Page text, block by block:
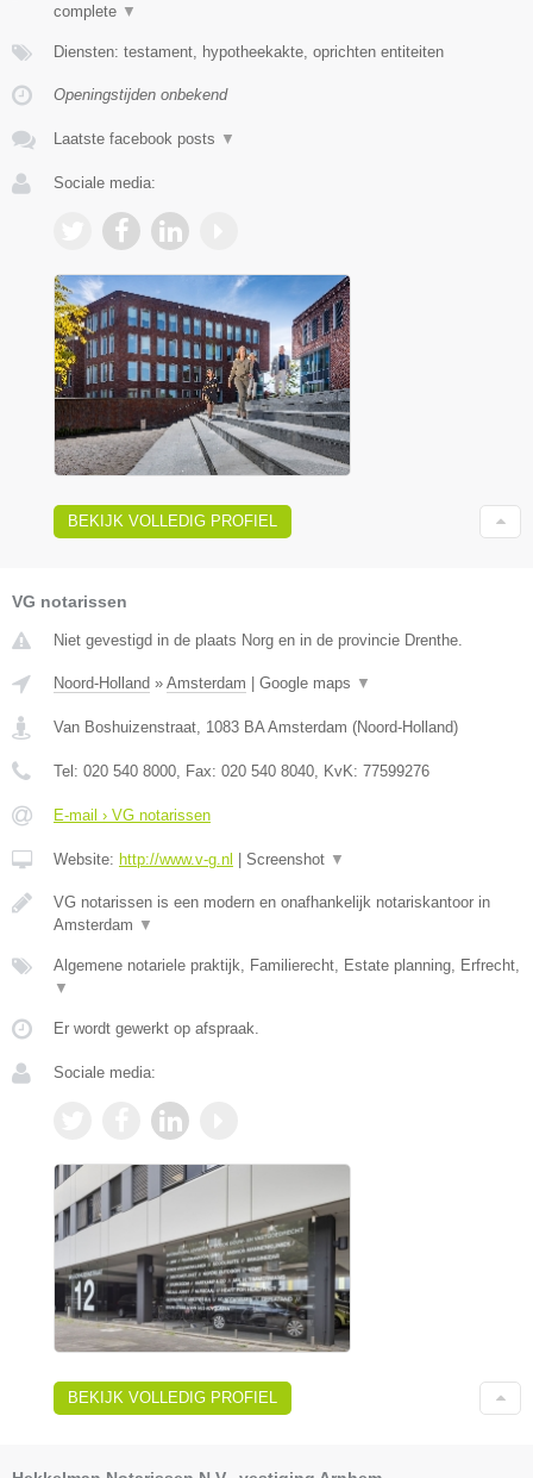
complete ▼
Diensten: testament, hypotheekakte, oprichten entiteiten
Openingstijden onbekend
Laatste facebook posts ▼
Sociale media:
BEKIJK VOLLEDIG PROFIEL
VG notarissen
Niet gevestigd in de plaats Norg en in de provincie Drenthe.
Noord-Holland » Amsterdam Google maps ▼
Van Boshuizenstraat, 1083 BA Amsterdam (Noord-Holland)
Tel: 020 540 8000, Fax: 020 540 8040, KvK: 77599276
E-mail › VG notarissen
Website: http://www.v-g.nl Screenshot ▼
VG notarissen is een modern en onafhankelijk notariskantoor in
Amsterdam ▼
Algemene notariele praktijk, Familierecht, Estate planning, Erfrecht,
▼
Er wordt gewerkt op afspraak.
Sociale media:
BEKIJK VOLLEDIG PROFIEL